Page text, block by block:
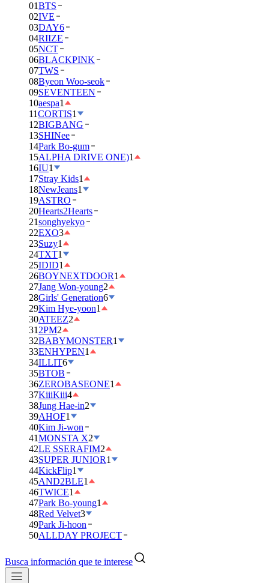
01BTS
02IVE
03DAY6
04RIIZE
05NCT
06BLACKPINK
07TWS
08Byeon Woo-seok
09SEVENTEEN
10aespa1
11CORTIS1
12BIGBANG
13SHINee
14Park Bo-gum
15ALPHA DRIVE ONE)1
16IU1
17Stray Kids1
18NewJeans1
19ASTRO
20Hearts2Hearts
21songhyekyo
22EXO3
23Suzy1
24TXT1
25IDID1
26BOYNEXTDOOR1
27Jang Won-young2
28Girls' Generation6
29Kim Hye-yoon1
30ATEEZ2
31 2PM2
32BABYMONSTER1
33ENHYPEN1
34ILLIT6
35BTOB
36ZEROBASEONE1
37KiiiKiii4
38Jung Hae-in2
39AHOF1
40Kim Ji-won
41MONSTA X2
42LE SSERAFIM2
43SUPER JUNIOR1
44KickFlip1
45AND2BLE1
46TWICE1
47Park Bo-young1
48Red Velvet3
49Park Ji-hoon
50ALLDAY PROJECT
Busca información que te interese